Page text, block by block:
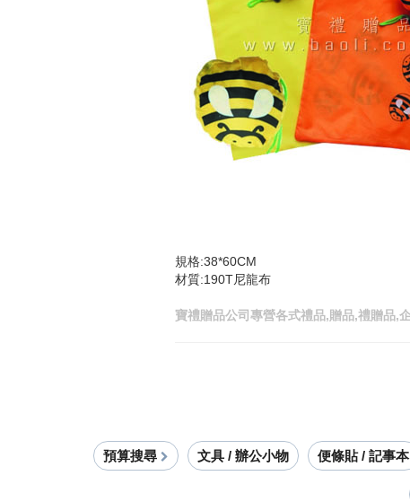
規格:38*60CM
材質:190T尼龍布
寶禮贈品公司專營各式禮品,贈品,禮贈品,
預算搜尋 文具 / 辦公小物 便條貼 / 記事本